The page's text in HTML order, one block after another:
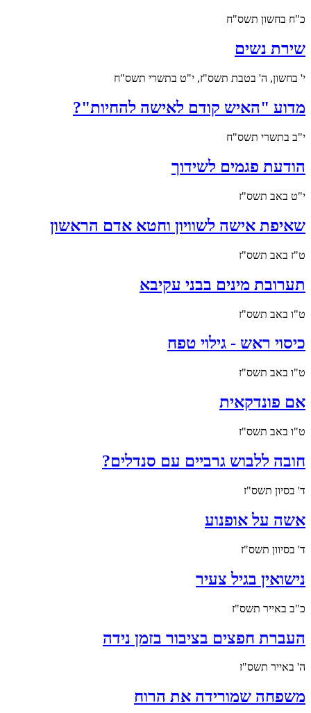
כ"ח בחשון תשס"ח
שירת נשים
י' בחשון, ה' בטבת תשס"ז, י"ט בתשרי תשס"ח
מדוע "האיש קודם לאישה להחיות"?
י"ב בתשרי תשס"ח
הודעת פגמים לשידוך
י"ט באב תשס"ז
שאיפת אישה לשוויון וחטא אדם הראשון
ט"ז באב תשס"ז
תערובת מינים בבני עקיבא
ט"ו באב תשס"ז
כיסוי ראש - גילוי טפח
ט"ו באב תשס"ז
אם פונדקאית
ט"ו באב תשס"ז
חובה ללבוש גרביים עם סנדלים?
ד' בסיון תשס"ז
אשה על אופנוע
ד' בסיוון תשס"ז
נישואין בגיל צעיר
כ"ב באייר תשס"ז
העברת חפצים בציבור בזמן נידה
ה' באייר תשס"ז
משפחה שמורידה את הרוח